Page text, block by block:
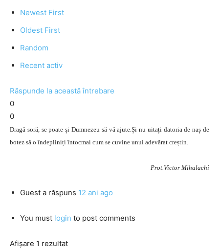
Newest First
Oldest First
Random
Recent activ
Răspunde la această întrebare
0
0
Dragă soră, se poate și Dumnezeu să vă ajute.Și nu uitați datoria de naș de
botez să o îndepliniți întocmai cum se cuvine unui adevărat creștin.
Prot.Victor Mihalachi
Guest a răspuns 12 ani ago
You must login to post comments
Afișare 1 rezultat